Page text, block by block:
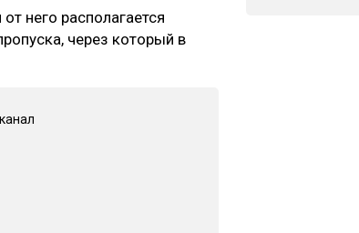
него располагается
через который в